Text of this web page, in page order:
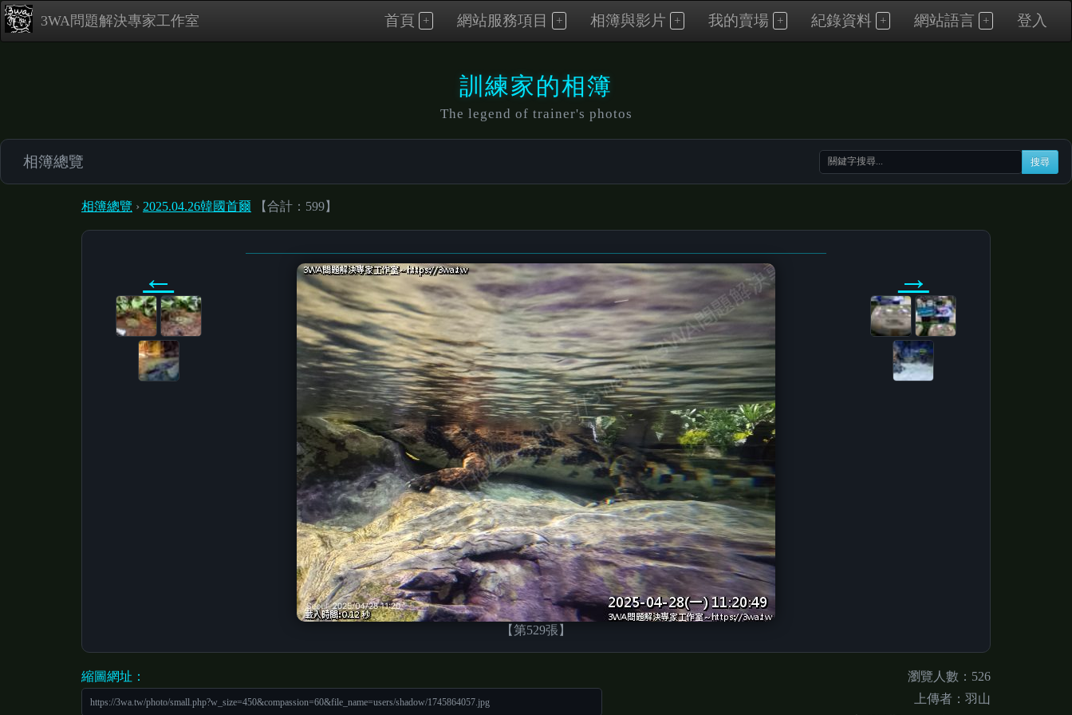
3WA問題解決專家工作室 首頁 網站服務項目 相簿與影片 我的賣場 紀錄資料 網站語言 登入
訓練家的相簿
The legend of trainer's photos
相簿總覽 搜尋
相簿總覽 › 2025.04.26韓國首爾 【合計：599】
←
【第529張】
→
縮圖網址：
https://3wa.tw/photo/small.php?w_size=450&compassion=60&file_name=users/shadow/1745864057.jpg
瀏覽人數：526
上傳者：羽山